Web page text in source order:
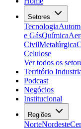
Setores
Tecnologia
e GásQuímica
CivilMetalúrgica
Celulose
Ver todos os
Território
Podcast
Negócios
Institucional
Regiões
NorteNordeste